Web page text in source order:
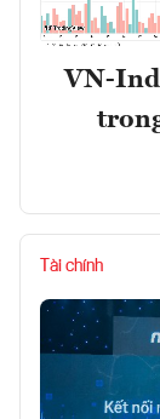
VN-
Tài chính